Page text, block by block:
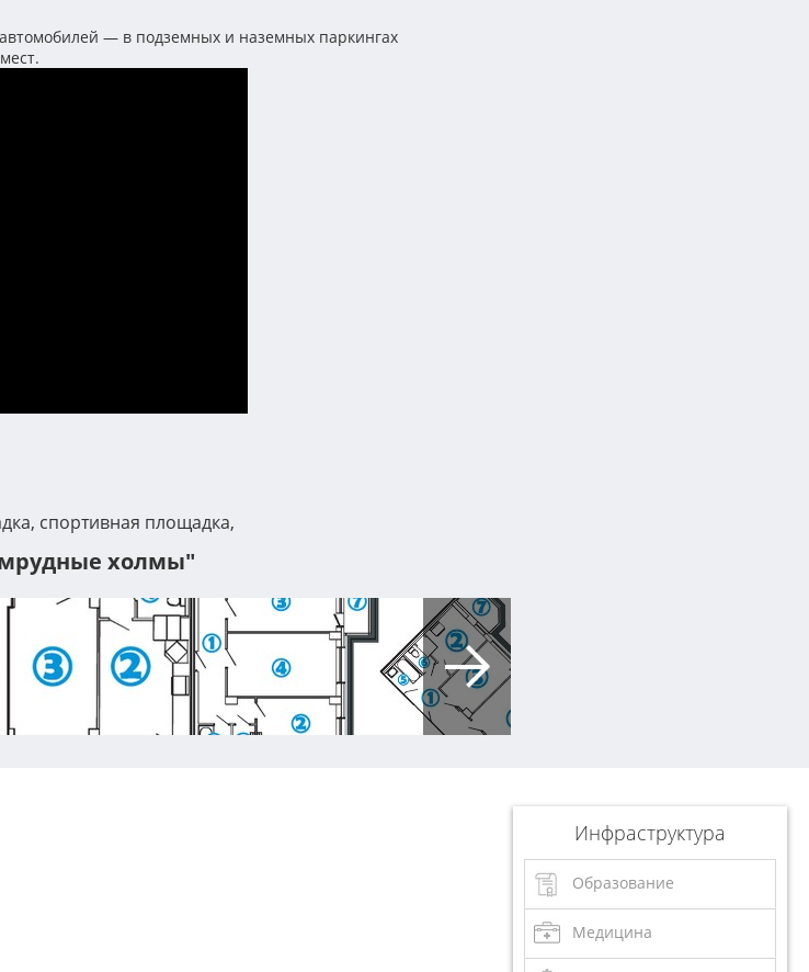
— в подземных и наземных паркингах
спортивная площадка,
холмы"
Инфраструктура
Образование
Медицина